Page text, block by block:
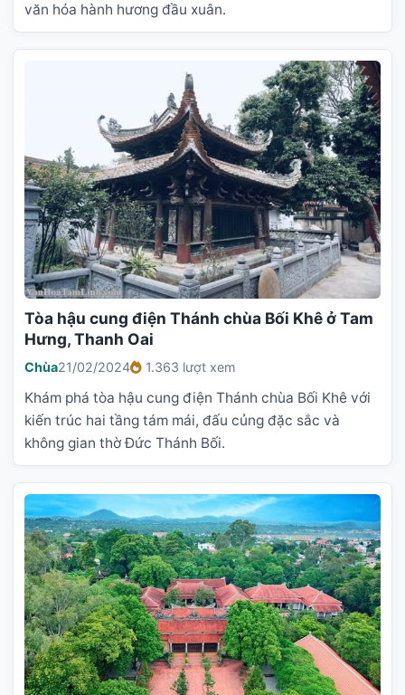
văn hóa hành hương đầu xuân.
Tòa hậu cung điện Thánh chùa Bối Khê ở Tam
Hưng, Thanh Oai
Chùa21/02/2024 1.363 lượt xem
Khám phá tòa hậu cung điện Thánh chùa Bối Khê với
kiến trúc hai tầng tám mái, đấu củng đặc sắc và
không gian thờ Đức Thánh Bối.